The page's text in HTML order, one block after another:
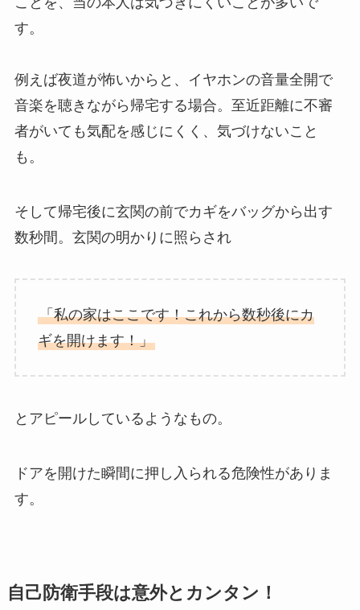
す。
例えば夜道が怖いからと、イヤホンの音量全開で
音楽を聴きながら帰宅する場合。至近距離に不審
者がいても気配を感じにくく、気づけないこと
も。
そして帰宅後に玄関の前でカギをバッグから出す
数秒間。玄関の明かりに照らされ
「私の家はここです！これから数秒後にカ
ギを開けます！」
とアピールしているようなもの。
ドアを開けた瞬間に押し入られる危険性がありま
す。
自己防衛手段は意外とカンタン！